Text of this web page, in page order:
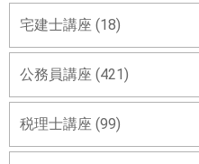
宅建士講座 (18)
公務員講座 (421)
税理士講座 (99)